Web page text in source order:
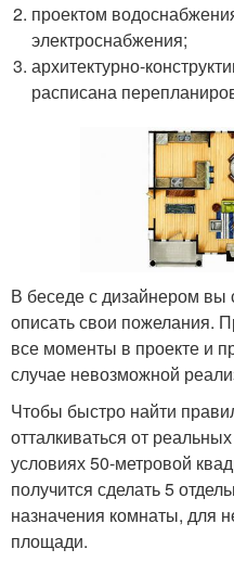
проектом
электроснабжения;
архитектурно-
расписана
В беседе с дизайнером
описать свои пожелания.
все моменты в проекте и
случае невозможной
Чтобы быстро найти
отталкиваться от
условиях 50-метровой
получится сделать 5
назначения комнаты, для
площади.